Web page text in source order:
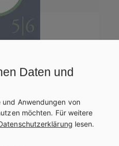
BILDUNG
und Politische
Daten und
und Anwendungen von
möchten. Für weitere
lesen.